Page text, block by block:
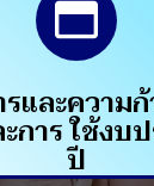
ละความ
การ ใช้งบ
ปี